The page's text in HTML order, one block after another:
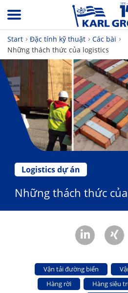
Start Đặc tính kỹ thuật
Các bài
Những thách thức của logistics
Logistics dự án
Những thách thức
Vận tải đường biển
Hàng rời
Hàng siêu